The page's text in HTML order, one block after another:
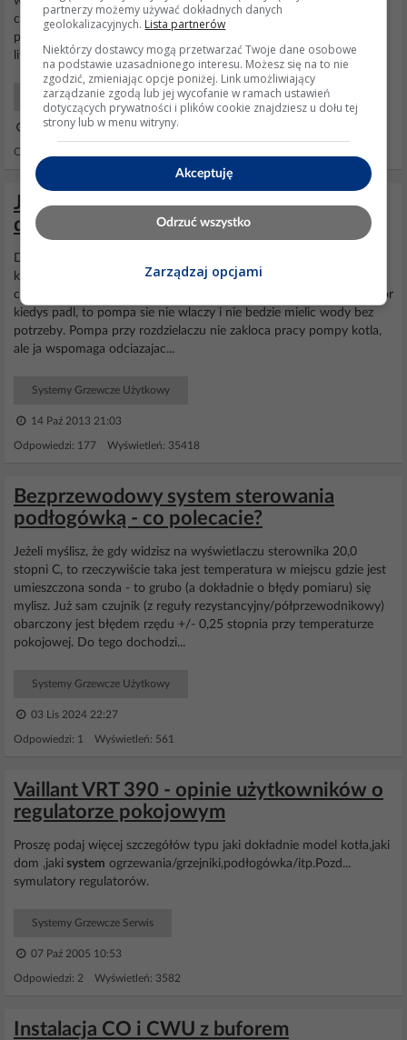
czy też od normalnie "gotującego" się kotła, to w wodzie kotłowej
pojawiają się pęcherze pary wodnej. Trzeba zdać sobie sprawę, że z
litra gotującej się wody uzyskać...
Systemy Grzewcze Użytkowy
05 Mar 2016 22:22
Odpowiedzi: 27 Wyświetleń: 9021
Jaki dwufunkcyjny piec kondensacyjny do
domu 170m², budżet 5000zł, Wadowice
Dziala to tak, aby
kiedy jest w niej potrzebne, a nie wtedy gdy wszystko inne pobiera
cieplo. Zaleznosc pompy od zaworu jest konieczna, bo jesli by zawor
kiedys padl, to pompa sie nie wlaczy i nie bedzie mielic wody bez
potrzeby. Pompa przy rozdzielaczu nie zakloca pracy pompy kotla,
ale ja wspomaga odciazajac...
Systemy Grzewcze Użytkowy
14 Paź 2013 21:03
Odpowiedzi: 177 Wyświetleń: 35418
Bezprzewodowy system sterowania
podłogówką - co polecacie?
Jeżeli myślisz, że gdy widzisz na wyświetlaczu sterownika 20,0
stopni C, to rzeczywiście taka jest temperatura w miejscu gdzie jest
umieszczona sonda - to grubo (a dokładnie o błędy pomiaru) się
mylisz. Już sam czujnik (z reguły rezystancyjny/półprzewodnikowy)
obarczony jest błędem rzędu +/- 0,25 stopnia przy temperaturze
pokojowej. Do tego dochodzi...
Systemy Grzewcze Użytkowy
03 Lis 2024 22:27
Odpowiedzi: 1 Wyświetleń: 561
Vaillant VRT 390 - opinie użytkowników o
regulatorze pokojowym
Proszę podaj więcej szczegółów typu jaki dokładnie model kotła,jaki
dom ,jaki system ogrzewania/grzejniki,podłogówka/itp.Pozd...
symulatory regulatorów.
Systemy Grzewcze Serwis
07 Paź 2005 10:53
Odpowiedzi: 2 Wyświetleń: 3582
Instalacja CO i CWU z buforem
partnerzy możemy używać dokładnych danych
geolokalizacyjnych. Lista partnerów
Niektórzy dostawcy mogą przetwarzać Twoje dane osobowe
na podstawie uzasadnionego interesu. Możesz się na to nie
zgodzić, zmieniając opcje poniżej. Link umożliwiający
zarządzanie zgodą lub jej wycofanie w ramach ustawień
dotyczących prywatności i plików cookie znajdziesz u dołu tej
strony lub w menu witryny.
Akceptuję
Odrzuć wszystko
Zarządzaj opcjami